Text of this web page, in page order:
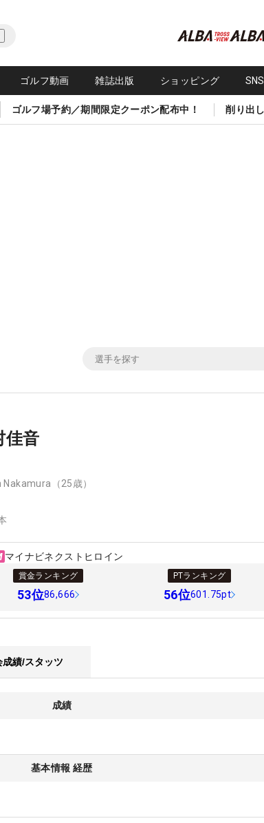
ゴルフ動画 雑誌出版 ショッピング
ゴルフ場予約／期間限定クーポン配布中！ 削り出
佳音
Nakamura （25歳）
マイナビネクストヒロイン
賞金ランキング
53位86,666
PTランキング
56位601.75pt
成績/スタッツ
成績
基本情報 経歴